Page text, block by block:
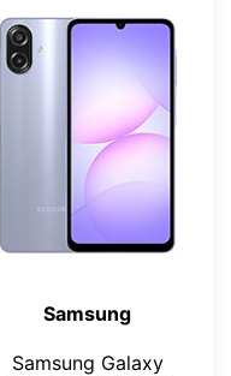
Samsung
Samsung Galaxy